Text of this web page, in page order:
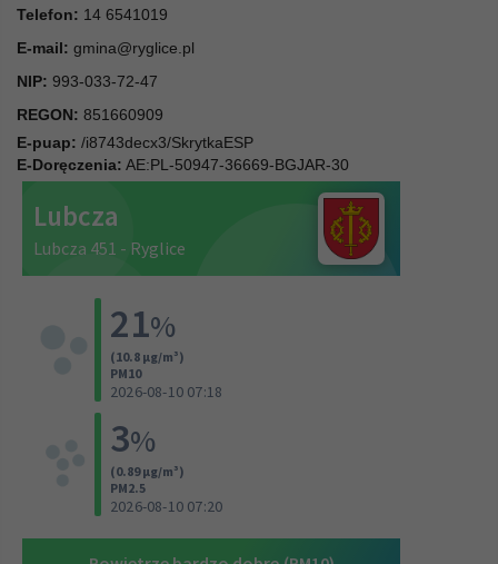
Telefon: 14 6541019
E-mail: gmina@ryglice.pl
NIP: 993-033-72-47
REGON: 851660909
E-puap: /i8743decx3/SkrytkaESP
E-Doręczenia: AE:PL-50947-36669-BGJAR-30